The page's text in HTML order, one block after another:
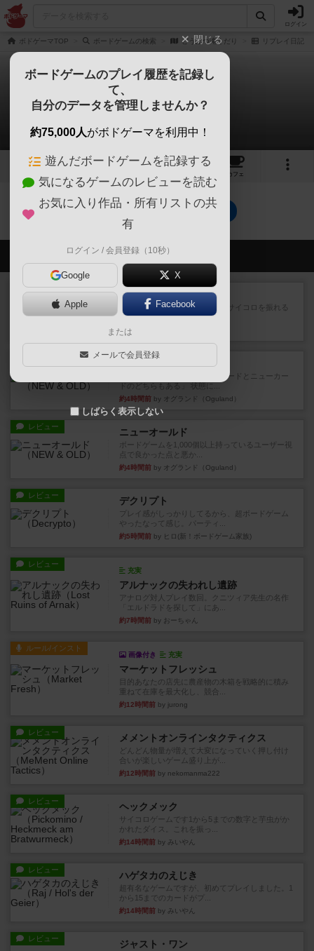
ログイン
ボドゲーマTOP ボードゲームの検索 どうぶつ滝くだり リプレイ日記
どうぶつ滝くだり
0件のリプレイ日記
1 3
カフェ
どうぶつ滝くだりのトップに戻る
会員の新しい投稿
レビュー 街コロ通
街コロとの違いは初めから二つサイコロを振れる
など、少しの違いはあるけれ...
約3時間前
ゲーム終了時に、「オールドカードとニューカー
ドのどちらもある」 状態に...
約4時間前 by オグランド（Oguland）
レビュー ニューオールド
ボードゲームを1,000個以上持っているユーザー視
点で良かった点と悪か...
約4時間前 by オグランド（Oguland）
レビュー デクリプト
プレイ感がしっかりしてるから、超ボードゲーム
やったなって感じ。パーティ...
約5時間前 by ヒロ(新！ボードゲーム家族)
レビュー
充実
アルナックの失われし遺跡
アナログ対人プレイ数回。クニツィア先生の名作
「エルドラドを探して」にあ...
約7時間前 by おーちゃん
ルール/インスト
画像付き 充実
マーケットフレッシュ
目的あなたの店先に農産物の木箱を戦略的に積み
重ねて在庫を最大化し、競合...
約12時間前 by jurong
レビュー メメントオンラインタクティクス
どんどん物量が増えて大変になっていく押し付け
合いが楽しいゲーム盛り上が...
約12時間前 by nekomanma222
レビュー ヘックメック
サイコロゲームです1から5までの数字と芋虫がか
かれたダイス。これを振っ...
約14時間前 by みいやん
レビュー ハゲタカのえじき
超有名なゲームですが、初めてプレイしました。1
から15までのカードがプ...
約14時間前 by みいやん
レビュー ジャスト・ワン
閉じる
ボードゲームのプレイ履歴を記録し
て、
自分のデータを管理しませんか？
約75,000人がボドゲーマを利用中！
遊んだボードゲームを記録する
気になるゲームのレビューを読む
お気に入り作品・所有リストの共
有
ログイン / 会員登録（10秒）
Google X
Apple Facebook
または
メールで会員登録
しばらく表示しない